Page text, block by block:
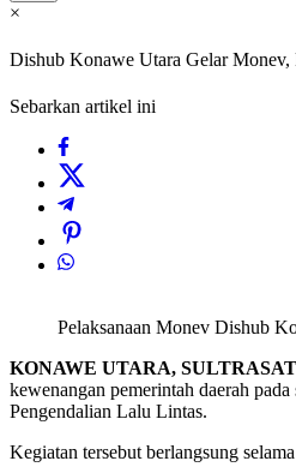
×
Dishub Konawe Utara Gelar
Sebarkan artikel ini
Pelaksanaan Monev Dishub
KONAWE UTARA,
kewenangan pemerintah daerah
Pengendalian Lalu Lintas.
Kegiatan tersebut berlangsung